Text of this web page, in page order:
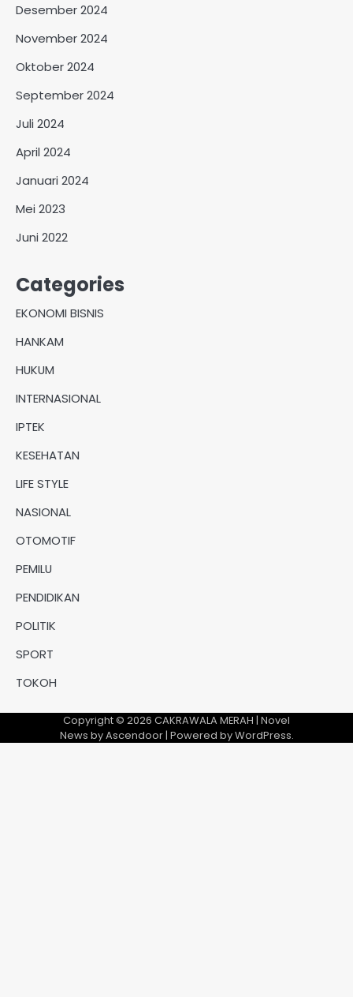
Desember 2024
November 2024
Oktober 2024
September 2024
Juli 2024
April 2024
Januari 2024
Mei 2023
Juni 2022
Categories
EKONOMI BISNIS
HANKAM
HUKUM
INTERNASIONAL
IPTEK
KESEHATAN
LIFE STYLE
NASIONAL
OTOMOTIF
PEMILU
PENDIDIKAN
POLITIK
SPORT
TOKOH
Copyright © 2026 CAKRAWALA MERAH | Novel
News byAscendoor| Powered byWordPress.